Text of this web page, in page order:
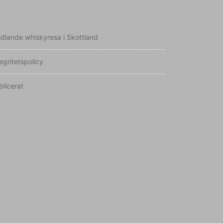
whiskyresa i Skottland